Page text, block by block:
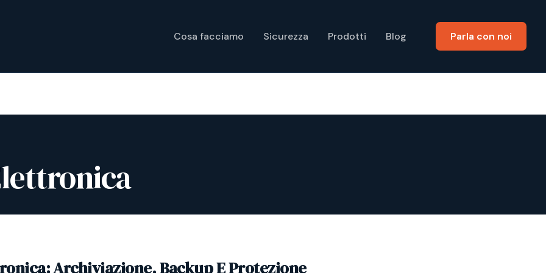
Cosa facciamo Sicurezza Prodotti Blog Parla con noi
Archiviazione, Backup E Protezione